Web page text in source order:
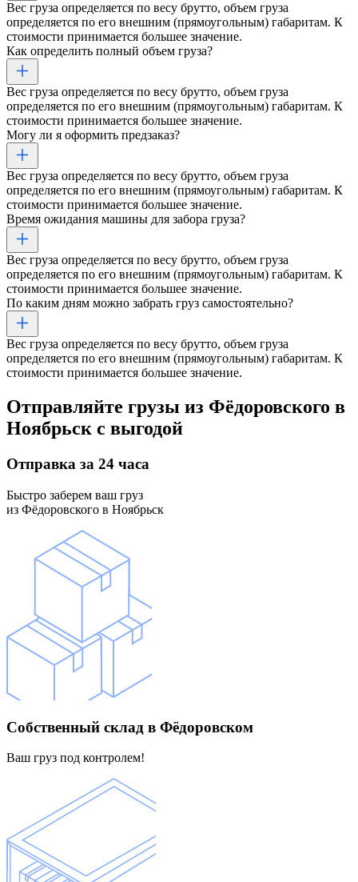
Вес груза определяется по весу брутто, объем груза
определяется по его внешним (прямоугольным) габаритам. К
стоимости принимается большее значение.
Как определить полный объем груза?
Вес груза определяется по весу брутто, объем груза
определяется по его внешним (прямоугольным) габаритам. К
стоимости принимается большее значение.
Могу ли я оформить предзаказ?
Вес груза определяется по весу брутто, объем груза
определяется по его внешним (прямоугольным) габаритам. К
стоимости принимается большее значение.
Время ожидания машины для забора груза?
Вес груза определяется по весу брутто, объем груза
определяется по его внешним (прямоугольным) габаритам. К
стоимости принимается большее значение.
По каким дням можно забрать груз самостоятельно?
Вес груза определяется по весу брутто, объем груза
определяется по его внешним (прямоугольным) габаритам. К
стоимости принимается большее значение.
Отправляйте грузы из Фёдоровского в
Ноябрьск с выгодой
Отправка за 24 часа
Быстро заберем ваш груз
из Фёдоровского в Ноябрьск
Собственный склад в Фёдоровском
Ваш груз под контролем!